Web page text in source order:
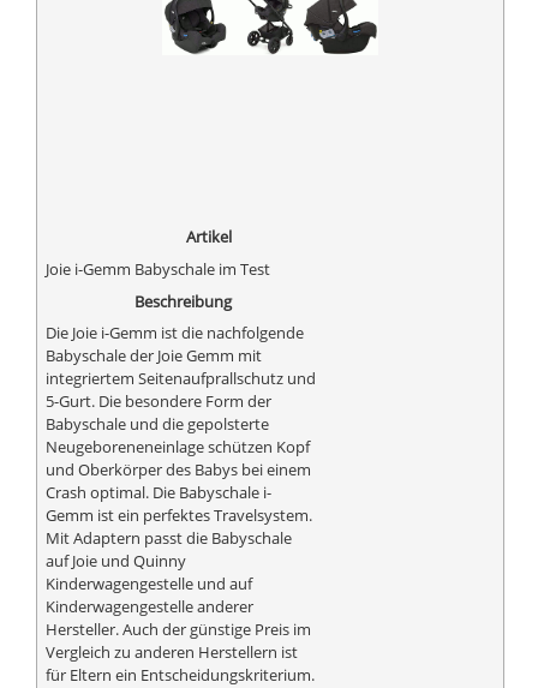
Artikel
Joie i-Gemm Babyschale im Test
Beschreibung
Die Joie i-Gemm ist die nachfolgende
Babyschale der Joie Gemm mit
integriertem Seitenaufprallschutz und
5-Gurt. Die besondere Form der
Babyschale und die gepolsterte
Neugeboreneneinlage schützen Kopf
und Oberkörper des Babys bei einem
Crash optimal. Die Babyschale i-
Gemm ist ein perfektes Travelsystem.
Mit Adaptern passt die Babyschale
auf Joie und Quinny
Kinderwagengestelle und auf
Kinderwagengestelle anderer
Hersteller. Auch der günstige Preis im
Vergleich zu anderen Herstellern ist
für Eltern ein Entscheidungskriterium.